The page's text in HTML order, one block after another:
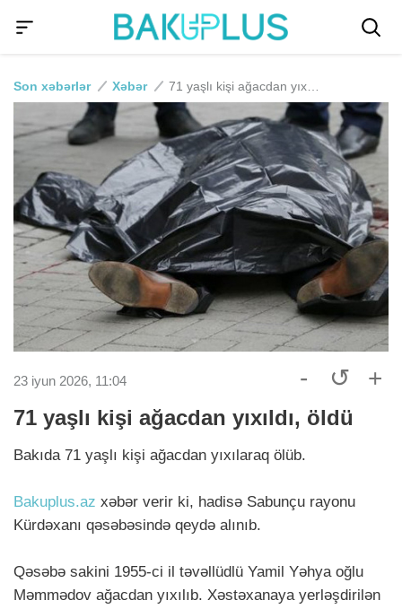
Son xəbərlər Xəbər
23 iyun 2026, 11:04 - ↺ +
71 yaşlı kişi ağacdan yıxıldı, öldü
Bakıda 71 yaşlı kişi ağacdan yıxılaraq ölüb.
Bakuplus.az xəbər verir ki, hadisə Sabunçu rayonu
Kürdəxanı qəsəbəsində qeydə alınıb.
Qəsəbə sakini 1955-ci il təvəllüdlü Yamil Yəhya oğlu
Məmmədov ağacdan yıxılıb. Xəstəxanaya yerləşdirilən